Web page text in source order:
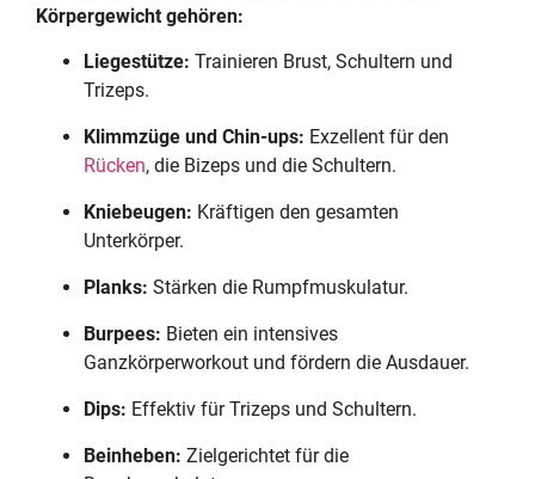
Körpergewicht gehören:
Liegestütze: Trainieren Brust, Schultern und
Trizeps.
Klimmzüge und Chin-ups: Exzellent für den
Rücken, die Bizeps und die Schultern.
Kniebeugen: Kräftigen den gesamten
Unterkörper.
Planks: Stärken die Rumpfmuskulatur.
Burpees: Bieten ein intensives
Ganzkörperworkout und fördern die Ausdauer.
Dips: Effektiv für Trizeps und Schultern.
Beinheben: Zielgerichtet für die